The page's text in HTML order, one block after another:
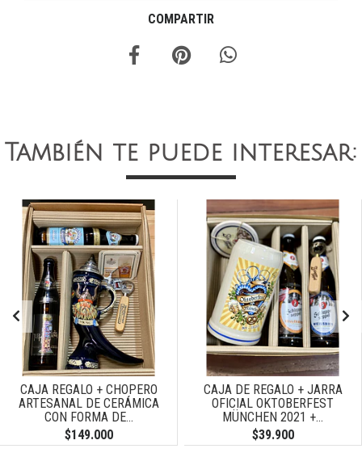
COMPARTIR
También te puede interesar:
CAJA REGALO + CHOPERO
ARTESANAL DE CERÁMICA
CON FORMA DE...
$149.000
CAJA DE REGALO + JARRA
OFICIAL OKTOBERFEST
MÜNCHEN 2021 +...
$39.900